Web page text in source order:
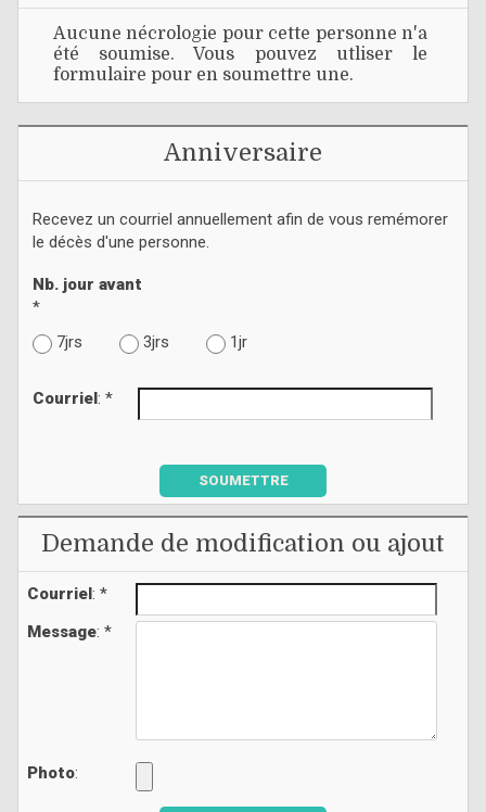
Aucune nécrologie pour cette personne n'a
été soumise. Vous pouvez utliser le
formulaire pour en soumettre une.
Anniversaire
Recevez un courriel annuellement afin de vous remémorer
le décès d'une personne.
Nb. jour avant
*
7jrs
3jrs 1jr
Courriel : *
SOUMETTRE
Demande de modification ou ajout
Courriel: *
Message: *
Photo: